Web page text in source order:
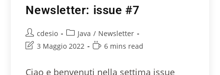
Newsletter: issue #7
cdesio Java / Newsletter
3 Maggio 2022
6 mins read
Ciao e benvenuti nella settima issue